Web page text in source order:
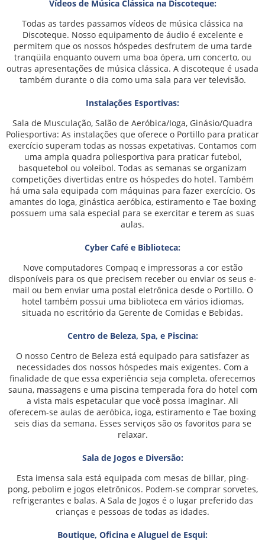
Vídeos de Música Clássica na Discoteque:
Todas as tardes passamos vídeos de música clássica na
Discoteque. Nosso equipamento de áudio é excelente e
permitem que os nossos hóspedes desfrutem de uma tarde
tranqüila enquanto ouvem uma boa ópera, um concerto, ou
outras apresentações de música clássica. A discoteque é usada
também durante o dia como uma sala para ver televisão.
Instalações Esportivas:
Sala de Musculação, Salão de Aeróbica/Ioga, Ginásio/Quadra
Poliesportiva: As instalações que oferece o Portillo para praticar
exercício superam todas as nossas expetativas. Contamos com
uma ampla quadra poliesportiva para praticar futebol,
basquetebol ou voleibol. Todas as semanas se organizam
competições divertidas entre os hóspedes do hotel. Também
há uma sala equipada com máquinas para fazer exercício. Os
amantes do Ioga, ginástica aeróbica, estiramento e Tae boxing
possuem uma sala especial para se exercitar e terem as suas
aulas.
Cyber Café e Biblioteca:
Nove computadores Compaq e impressoras a cor estão
disponíveis para os que precisem receber ou enviar os seus e-
mail ou bem enviar uma postal eletrônica desde o Portillo. O
hotel também possui uma biblioteca em vários idiomas,
situada no escritório da Gerente de Comidas e Bebidas.
Centro de Beleza, Spa, e Piscina:
O nosso Centro de Beleza está equipado para satisfazer as
necessidades dos nossos hóspedes mais exigentes. Com a
finalidade de que essa experiência seja completa, oferecemos
sauna, massagens e uma piscina temperada fora do hotel com
a vista mais espetacular que você possa imaginar. Ali
oferecem-se aulas de aeróbica, ioga, estiramento e Tae boxing
seis dias da semana. Esses serviços são os favoritos para se
relaxar.
Sala de Jogos e Diversão:
Esta imensa sala está equipada com mesas de billar, ping-
pong, pebolim e jogos eletrônicos. Podem-se comprar sorvetes,
refrigerantes e balas. A Sala de Jogos é o lugar preferido das
crianças e pessoas de todas as idades.
Boutique, Oficina e Aluguel de Esqui: